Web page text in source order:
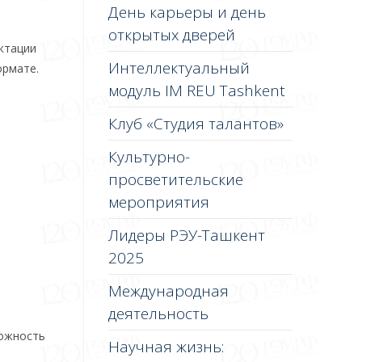
День карьеры и день
открытых дверей
Интеллектуальный
модуль IM REU Tashkent
Клуб «Студия талантов»
Культурно-
просветительские
мероприятия
Лидеры РЭУ-Ташкент
2025
Международная
деятельность
Научная жизнь: